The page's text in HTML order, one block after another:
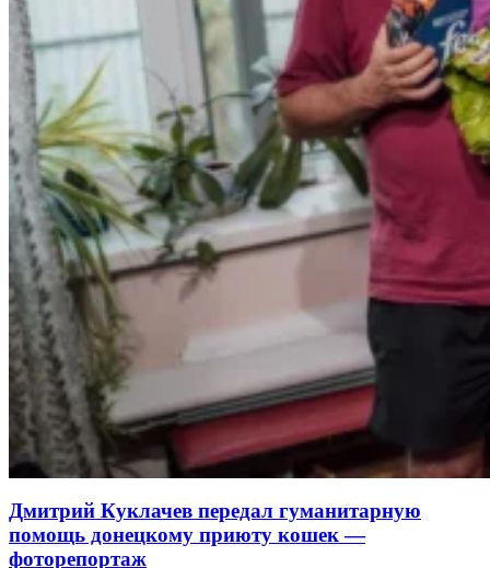
Дмитрий Куклачев передал гуманитарную
помощь донецкому приюту кошек —
фоторепортаж